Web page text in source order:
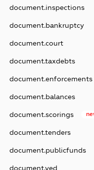
document.inspections
document.bankruptcy
document.court
document.taxdebts
document.enforcements
document.balances
document.scorings
document.tenders
document.publicfunds
document.ved